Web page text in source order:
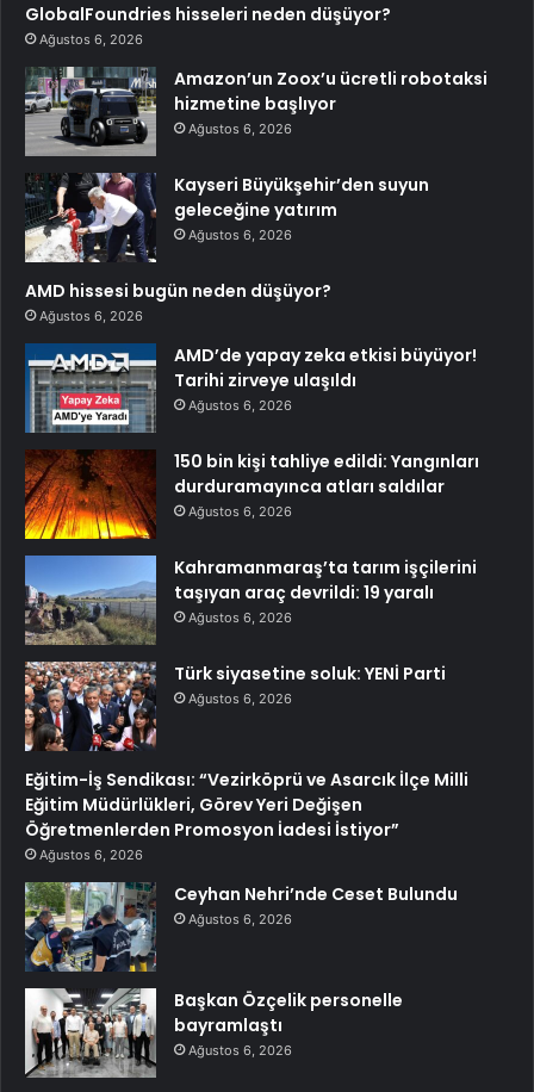
GlobalFoundries hisseleri neden düşüyor?
Ağustos 6, 2026
Amazon’un Zoox’u ücretli robotaksi
hizmetine başlıyor
Ağustos 6, 2026
Kayseri Büyükşehir’den suyun
geleceğine yatırım
Ağustos 6, 2026
AMD hissesi bugün neden düşüyor?
Ağustos 6, 2026
AMD’de yapay zeka etkisi büyüyor!
Tarihi zirveye ulaşıldı
Ağustos 6, 2026
150 bin kişi tahliye edildi: Yangınları
durduramayınca atları saldılar
Ağustos 6, 2026
Kahramanmaraş’ta tarım işçilerini
taşıyan araç devrildi: 19 yaralı
Ağustos 6, 2026
Türk siyasetine soluk: YENİ Parti
Ağustos 6, 2026
Eğitim-İş Sendikası: “Vezirköprü ve Asarcık İlçe Milli
Eğitim Müdürlükleri, Görev Yeri Değişen
Öğretmenlerden Promosyon İadesi İstiyor”
Ağustos 6, 2026
Ceyhan Nehri’nde Ceset Bulundu
Ağustos 6, 2026
Başkan Özçelik personelle
bayramlaştı
Ağustos 6, 2026